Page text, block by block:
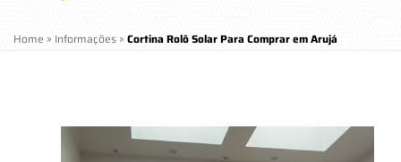
Home » Informações » Cortina Rolô Solar Para Comprar em Arujá